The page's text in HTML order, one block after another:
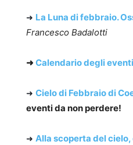
➜ La Luna di febbraio.
Francesco Badalotti
➜ Calendario degli
➜ Cielo di Febbraio di
eventi da non perdere!
➜ Alla scoperta del